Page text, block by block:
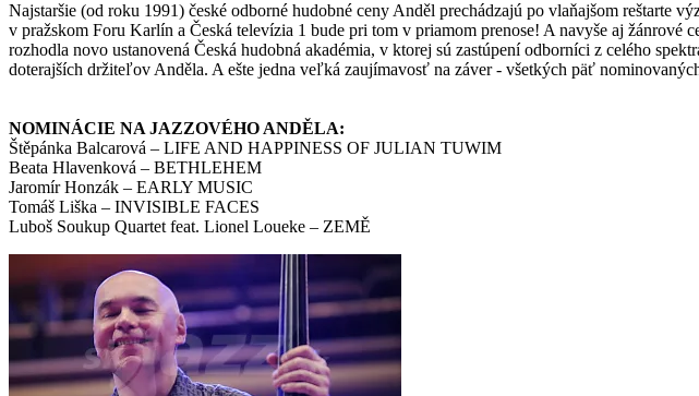
Najstaršie (od roku 1991) české odborné hudobné ceny Anděl prechádzajú po vlaňajšom reštarte
v pražskom Foru Karlín a Česká televízia 1 bude pri tom v priamom prenose! A navyše aj
rozhodla novo ustanovená Česká hudobná akadémia, v ktorej sú zastúpení odborníci z celého
doterajších držiteľov Anděla. A ešte jedna veľká zaujímavosť na záver - všetkých päť
NOMINÁCIE NA JAZZOVÉHO ANDĚLA:
Štěpánka Balcarová – LIFE AND HAPPINESS OF JULIAN TUWIM
Beata Hlavenková – BETHLEHEM
Jaromír Honzák – EARLY MUSIC
Tomáš Liška – INVISIBLE FACES
Luboš Soukup Quartet feat. Lionel Loueke – ZEMĚ